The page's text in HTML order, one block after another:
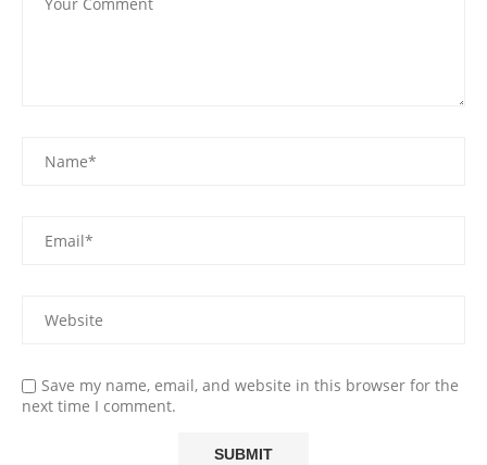
Save my name, email, and website in this browser for the
next time I comment.